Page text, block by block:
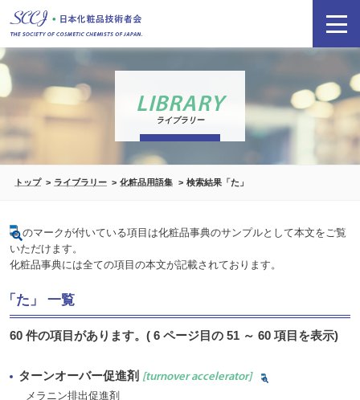
LIBRARY
ライブラリー
トップ ライブラリー 化粧品用語集 検索結果「た」
のマークが付いている項目は化粧品事典のサンプルとして本文をご覧
いただけます。
化粧品事典には全ての項目の本文が記載されております。
「た」 一覧
60 件の項目があります。( 6 ページ目の 51 ～ 60 項目を表示)
ターンオーバー促進剤 [turnover accelerator]
メラニン排出促進剤